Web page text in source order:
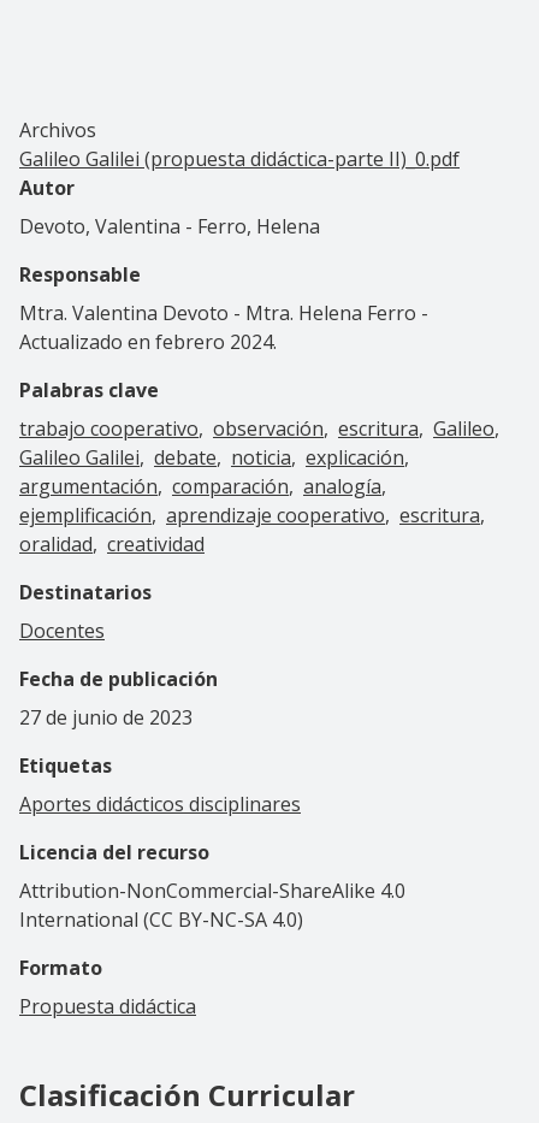
Archivos
Galileo Galilei (propuesta didáctica-parte II)_0.pdf
Autor
Devoto, Valentina - Ferro, Helena
Responsable
Mtra. Valentina Devoto - Mtra. Helena Ferro -
Actualizado en febrero 2024.
Palabras clave
trabajo cooperativo observación escritura Galileo
Galileo Galilei debate noticia explicación
argumentación comparación analogía
ejemplificación aprendizaje cooperativo escritura
oralidad creatividad
Destinatarios
Docentes
Fecha de publicación
27 de junio de 2023
Etiquetas
Aportes didácticos disciplinares
Licencia del recurso
Attribution-NonCommercial-ShareAlike 4.0
International (CC BY-NC-SA 4.0)
Formato
Propuesta didáctica
Clasificación Curricular